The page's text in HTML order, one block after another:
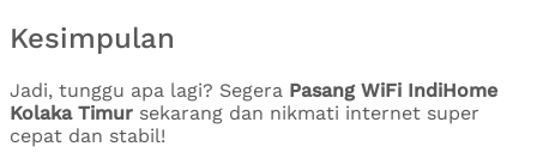
Kesimpulan
Jadi, tunggu apa lagi? Segera Pasang WiFi IndiHome
Kolaka Timur sekarang dan nikmati internet super
cepat dan stabil!